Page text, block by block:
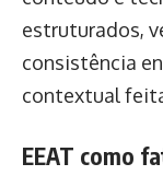
estruturados,
consistência
contextual
EEAT como